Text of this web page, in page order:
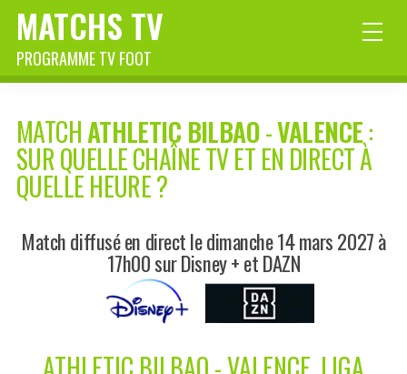
MATCHS TV
PROGRAMME TV FOOT
MATCHATHLETIC BILBAO-VALENCE:
SUR QUELLE CHAÎNE TV ET EN DIRECT À
QUELLE HEURE ?
Match diffusé en direct le dimanche 14 mars 2027 à
17h00 sur Disney + et DAZN